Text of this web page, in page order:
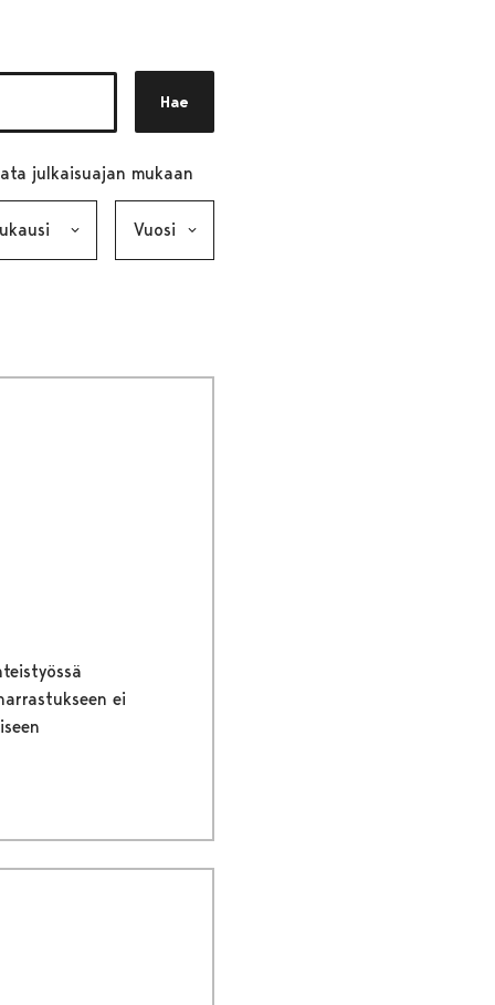
Hae
julkaisuajan mukaan
ei